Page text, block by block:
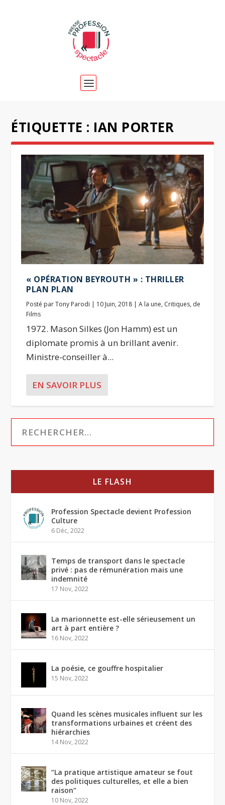
ÉTIQUETTE : IAN PORTER
« OPÉRATION BEYROUTH » : THRILLER
PLAN PLAN
Posté parTony Parodi | 10 Juin, 2018 |A la une, Critiques, de
Films
1972. Mason Silkes (Jon Hamm) est un
diplomate promis à un brillant avenir.
Ministre-conseiller à...
EN SAVOIR PLUS
LE FLASH
Profession Spectacle devient Profession
Culture
6 Déc, 2022
Temps de transport dans le spectacle
privé : pas de rémunération mais une
indemnité
17 Nov, 2022
La marionnette est-elle sérieusement un
art à part entière ?
16 Nov, 2022
La poésie, ce gouffre hospitalier
15 Nov, 2022
Quand les scènes musicales influent sur les
transformations urbaines et créent des
hiérarchies
14 Nov, 2022
“La pratique artistique amateur se fout
des politiques culturelles, et elle a bien
raison”
10 Nov, 2022